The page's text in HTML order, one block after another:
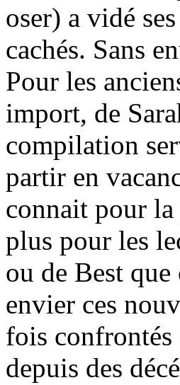
oser) a vidé
cachés. Sans
Pour les
import, de
compilation
partir en
connait pour la
plus pour les
ou de Best
envier ces
fois confrontés
depuis des